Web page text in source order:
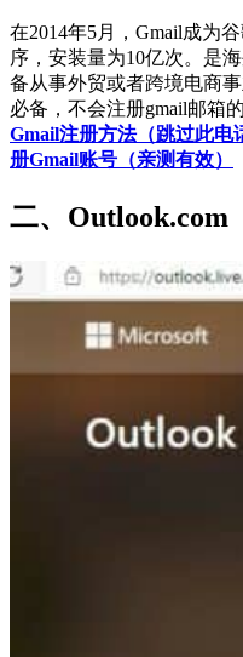
在2014年5月，Gmail成为
序，安装量为10亿次。是
备从事外贸或者跨境电商
必备，不会注册gmail邮箱
Gmail注册方法（跳过此电
册Gmail账号（亲测有效）
二、Outlook.com